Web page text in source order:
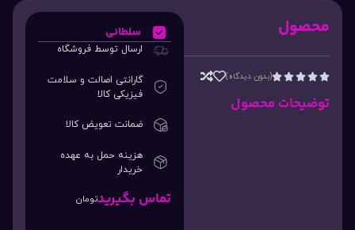
محصول




(بدون دیدگاه)
توضیحات محصول
سلطانی
ارسال توسط فروشگاه
گارانتی اصالت و سلامت
فیزیکی کالا
ضمانت تعویض کالا
هزینه حمل به عهده
خریدار
تماس بگیریدتومان